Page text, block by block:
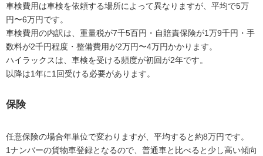
車検費用は車検を依頼する場所によって異なりますが、平均で5万
円〜6万円です。
車検費用の内訳は、重量税が7千5百円・自賠責保険が1万9千円・手
数料が2千円程度・整備費用が2万円〜4万円かかります。
ハイラックスは、車検を受ける頻度が初回が2年です。
以降は1年に1回受ける必要があります。
保険
任意保険の場合年単位で変わりますが、平均すると約8万円です。
1ナンバーの貨物車登録となるので、普通車と比べると少し高い傾向